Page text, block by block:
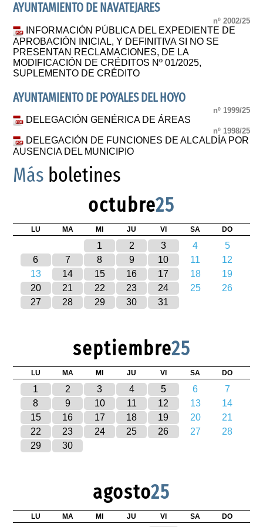
AYUNTAMIENTO DE NAVATEJARES
nº 2002/25
INFORMACIÓN PÚBLICA DEL EXPEDIENTE DE
APROBACIÓN INICIAL, Y DEFINITIVA SI NO SE
PRESENTAN RECLAMACIONES, DE LA
MODIFICACIÓN DE CRÉDITOS Nº 01/2025,
SUPLEMENTO DE CRÉDITO
AYUNTAMIENTO DE POYALES DEL HOYO
nº 1999/25
DELEGACIÓN GENÉRICA DE ÁREAS
nº 1998/25
DELEGACIÓN DE FUNCIONES DE ALCALDÍA POR
AUSENCIA DEL MUNICIPIO
Más boletines
octubre25
LU MA MI JU VI SA DO
1 2 3 4
5
6
7 8 9 10 11
12
13
14 15 16 17 18
19
20
21 22 23 24 25
26
27
28 29 30 31
septiembre25
LU MA MI JU VI SA DO
1 2 3 4 5 6
7
8
9 10 11 12 13
14
15
16 17 18 19 20
21
22
23 24 25 26 27
28
29
30
agosto25
LU MA MI JU VI SA DO